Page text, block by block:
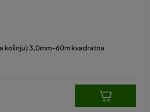
košnju) 3,0mm-60m kvadratna